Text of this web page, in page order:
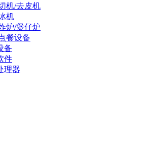
机/去皮机
机
炉/煲仔炉
餐设备
备
件
理器